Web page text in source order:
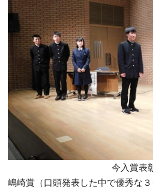
今入賞表
嶋崎賞 （口頭発表した中で優秀な３